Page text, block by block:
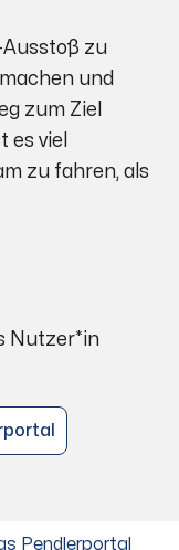
Ausstoß zu
und
zum Ziel
es viel
zu fahren, als
Nutzer*in
Pendlerportal